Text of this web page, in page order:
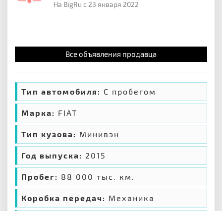
На BigRu с 23 января 2022
Все объявления продавца
Тип автомобиля: С пробегом
Марка: FIAT
Тип кузова: Минивэн
Год выпуска: 2015
Пробег: 88 000 тыс. км.
Коробка передач: Механика